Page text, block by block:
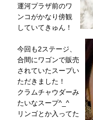
運河プラザ前のワ
ンコがかなり傍観
していてきゅん！
今回も2ステージ、
合間にワゴンで販売
されていたスープい
ただきました！
クラムチャウダーみ
たいなスープ^_^
リンゴとか入ってた